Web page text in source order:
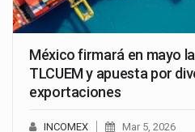
México firmará en mayo
TLCUEM y apuesta por
exportaciones
INCOMEX Mar 5, 2026